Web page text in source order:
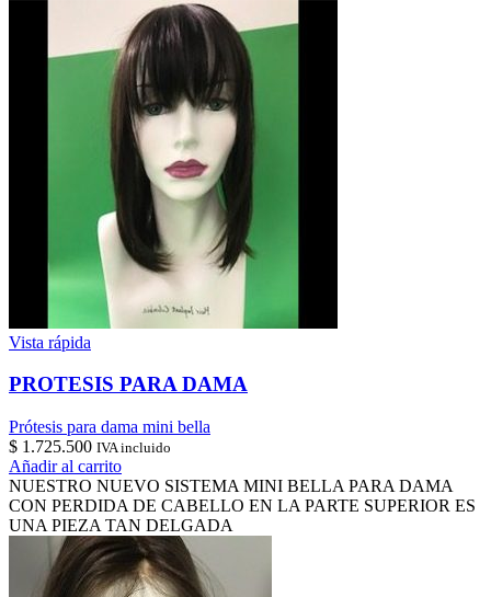
Vista rápida
PROTESIS PARA DAMA
Prótesis para dama mini bella
$ 1.725.500 IVA incluido
Añadir al carrito
NUESTRO NUEVO SISTEMA MINI BELLA PARA DAMA
CON PERDIDA DE CABELLO EN LA PARTE SUPERIOR ES
UNA PIEZA TAN DELGADA